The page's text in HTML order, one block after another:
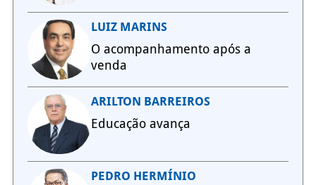
LUIZ MARINS
O acompanhamento após a
venda
ARILTON BARREIROS
Educação avança
PEDRO HERMÍNIO